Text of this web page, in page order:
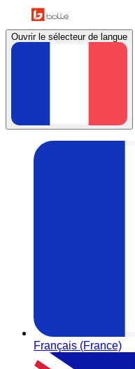
Ouvrir le sélecteur de langue
Français (France)